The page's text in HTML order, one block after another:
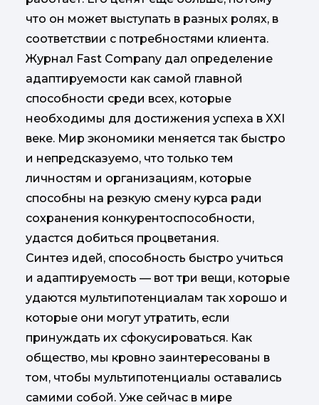
что он может выступать в разных ролях, в
соответствии с потребностями клиента.
Журнал Fast Company дал определение
адаптируемости как самой главной
способности среди всех, которые
необходимы для достижения успеха в XXI
веке. Мир экономики меняется так быстро
и непредсказуемо, что только тем
личностям и организациям, которые
способны на резкую смену курса ради
сохранения конкурентоспособности,
удастся добиться процветания.
Синтез идей, способность быстро учиться
и адаптируемость — вот три вещи, которые
удаются мультипотенциалам так хорошо и
которые они могут утратить, если
принуждать их сфокусироваться. Как
общество, мы кровно заинтересованы в
том, чтобы мультипотенциалы оставались
самими собой. Уже сейчас в мире